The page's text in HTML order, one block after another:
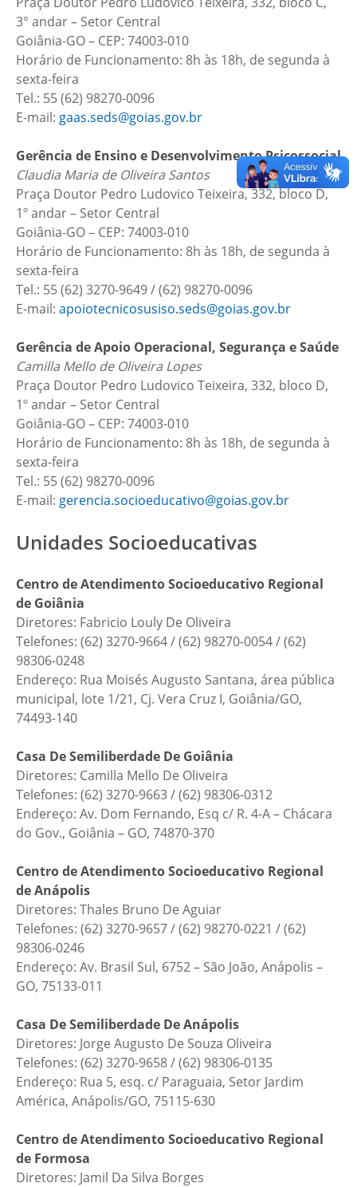
3° andar – Setor Central
Goiânia-GO – CEP: 74003-010
Horário de Funcionamento: 8h às 18h, de segunda à
sexta-feira
Tel.: 55 (62) 98270-0096
E-mail: gaas.seds@goias.gov.br
Gerência de Ensino e Desenvolvimento Psicossocial
Claudia Maria de Oliveira Santos
Praça Doutor Pedro Ludovico Teixeira, 332, bloco D,
1º andar – Setor Central
Goiânia-GO – CEP: 74003-010
Horário de Funcionamento: 8h às 18h, de segunda à
sexta-feira
Tel.: 55 (62) 3270-9649 / (62) 98270-0096
E-mail: apoiotecnicosusiso.seds@goias.gov.br
Gerência de Apoio Operacional, Segurança e Saúde
Camilla Mello de Oliveira Lopes
Praça Doutor Pedro Ludovico Teixeira, 332, bloco D,
1º andar – Setor Central
Goiânia-GO – CEP: 74003-010
Horário de Funcionamento: 8h às 18h, de segunda à
sexta-feira
Tel.: 55 (62) 98270-0096
E-mail: gerencia.socioeducativo@goias.gov.br
Unidades Socioeducativas
Centro de Atendimento Socioeducativo Regional
de Goiânia
Diretores: Fabricio Louly De Oliveira
Telefones: (62) 3270-9664 / (62) 98270-0054 / (62)
98306-0248
Endereço: Rua Moisés Augusto Santana, área pública
municipal, lote 1/21, Cj. Vera Cruz I, Goiânia/GO,
74493-140
Casa De Semiliberdade De Goiânia
Diretores: Camilla Mello De Oliveira
Telefones: (62) 3270-9663 / (62) 98306-0312
Endereço: Av. Dom Fernando, Esq c/ R. 4-A – Chácara
do Gov., Goiânia – GO, 74870-370
Centro de Atendimento Socioeducativo Regional
de Anápolis
Diretores: Thales Bruno De Aguiar
Telefones: (62) 3270-9657 / (62) 98270-0221 / (62)
98306-0246
Endereço: Av. Brasil Sul, 6752 – São João, Anápolis –
GO, 75133-011
Casa De Semiliberdade De Anápolis
Diretores: Jorge Augusto De Souza Oliveira
Telefones: (62) 3270-9658 / (62) 98306-0135
Endereço: Rua 5, esq. c/ Paraguaia, Setor Jardim
América, Anápolis/GO, 75115-630
Centro de Atendimento Socioeducativo Regional
de Formosa
Diretores: Jamil Da Silva Borges